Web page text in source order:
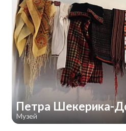
Петра Шекерика-
Музей